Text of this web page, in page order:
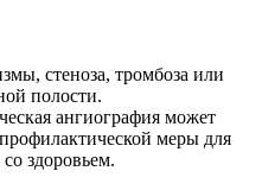
стеноза, тромбоза или
полости.
ангиография может
меры для
здоровьем.